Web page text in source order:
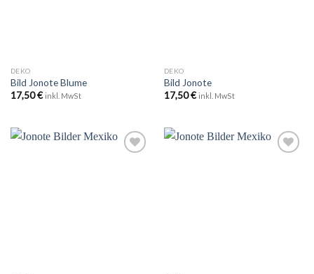
DEKO
Bild Jonote Blume
17,50€ inkl. MwSt
DEKO
Bild Jonote
17,50€ inkl. MwSt